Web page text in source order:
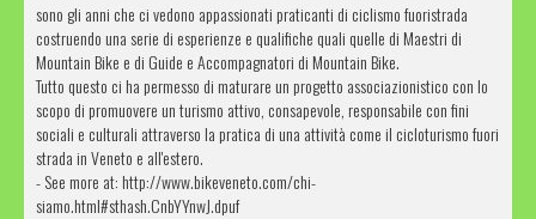
sono gli anni che ci vedono appassionati praticanti di ciclismo fuoristrada
costruendo una serie di esperienze e qualifiche quali quelle di Maestri di
Mountain Bike e di Guide e Accompagnatori di Mountain Bike.
Tutto questo ci ha permesso di maturare un progetto associazionistico con lo
scopo di promuovere un turismo attivo, consapevole, responsabile con fini
sociali e culturali attraverso la pratica di una attività come il cicloturismo fuori
strada in Veneto e all'estero.
- See more at: http://www.bikeveneto.com/chi-
siamo.html#sthash.CnbYYnwJ.dpuf